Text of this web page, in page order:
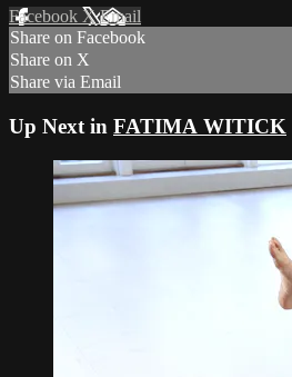
Facebook XEmail
Share on Facebook
Share on X
Share via Email
Up Next in FATIMA WITICK